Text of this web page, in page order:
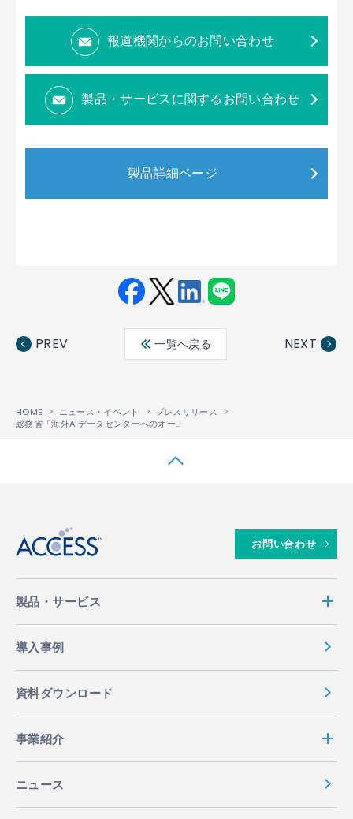
報道機関からのお問い合わせ
製品・サービスに関するお問い合わせ
製品詳細ページ
ebo ter
edin
PREV 一覧へ戻る NEXT
HOME ニュース・イベント
プレスリリース
総務省「海外AIデータセンターへのオール光ネットワーク技術の展開に向けた調査研究の請負」受託のおしらせ
お問い合わせ
製品・サービス
導入事例
資料ダウンロード
事業紹介
ニュース